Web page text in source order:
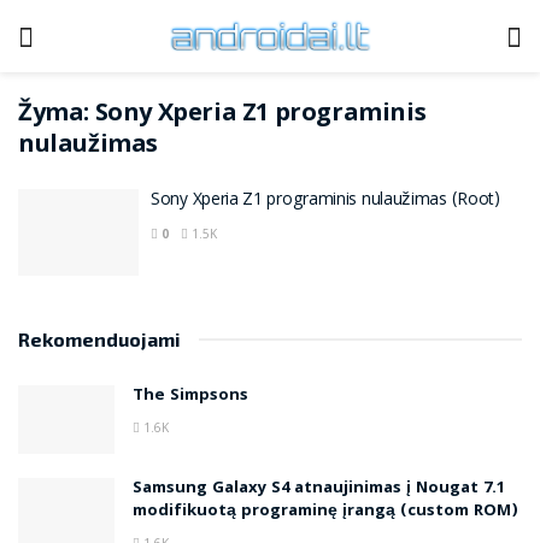
Žyma: Sony Xperia Z1 programinis
nulaužimas
Sony Xperia Z1 programinis nulaužimas (Root)
0 1.5K
Rekomenduojami
The Simpsons
1.6K
Samsung Galaxy S4 atnaujinimas į Nougat 7.1
modifikuotą programinę įrangą (custom ROM)